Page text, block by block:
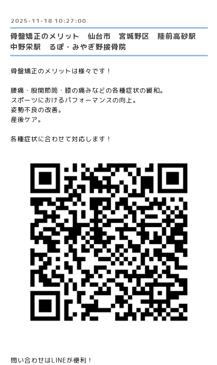
2025-11-18 10:27:00
骨盤矯正のメリット 仙台市 宮城野区 陸前高砂駅
中野栄駅 るぽ・みやぎ野接骨院
骨盤矯正のメリットは様々です！
腰痛・股関節筒・膝の痛みなどの各種症状の緩和。
スポーツにおけるパフォーマンスの向上。
姿勢不良の改善。
産後ケア。
各種症状に合わせて対応します！
問い合わせはLINEが便利！